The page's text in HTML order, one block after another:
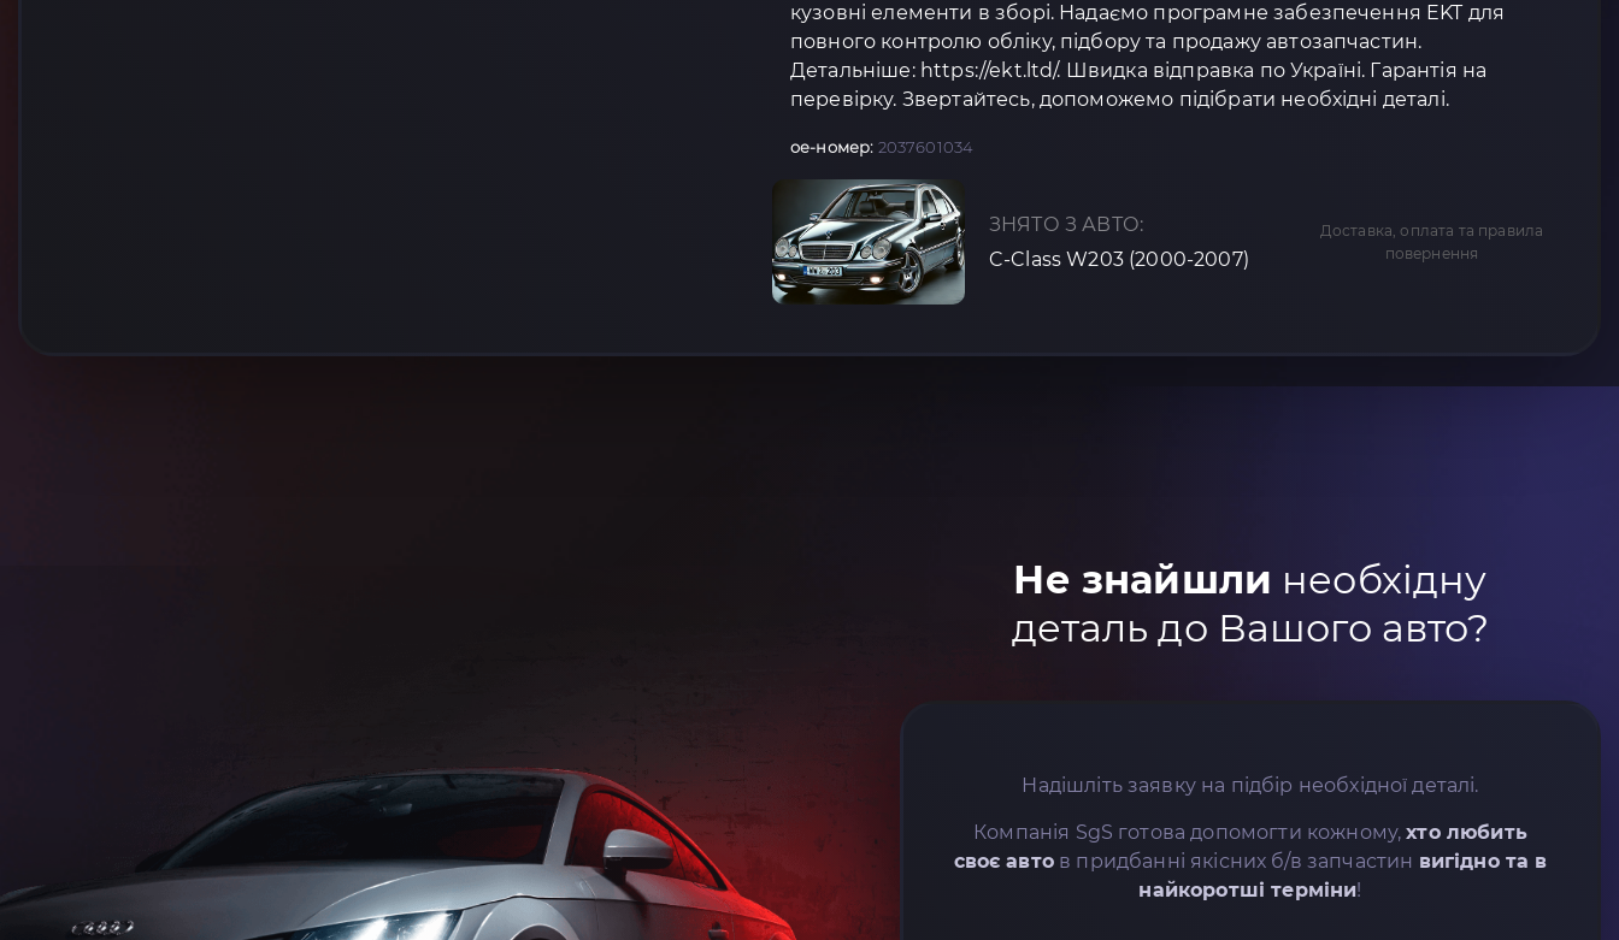
кузовні елементи в зборі. Надаємо програмне забезпечення EKT для
повного контролю обліку, підбору та продажу автозапчастин.
Детальніше: https://ekt.ltd/. Швидка відправка по Україні. Гарантія на
перевірку. Звертайтесь, допоможемо підібрати необхідні деталі.
oe-номер: 2037601034
ЗНЯТО З АВТО:
C-Class W203 (2000-2007)
Доставка, оплата та правила
повернення
Не знайшли необхідну
деталь до Вашого авто?
Надішліть заявку на підбір необхідної деталі.
Компанія SgS готова допомогти кожному,хто любить
своє автов придбанні якісних б/в запчастин вигідно та в
найкоротші терміни!